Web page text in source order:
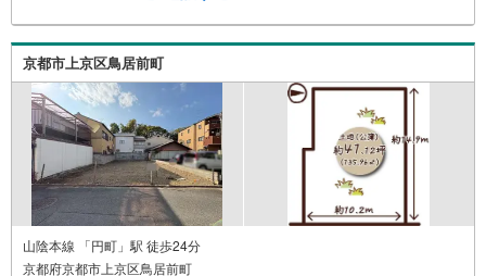
京都市上京区鳥居前町
山陰本線 「円町」駅 徒歩24分
京都府京都市上京区鳥居前町